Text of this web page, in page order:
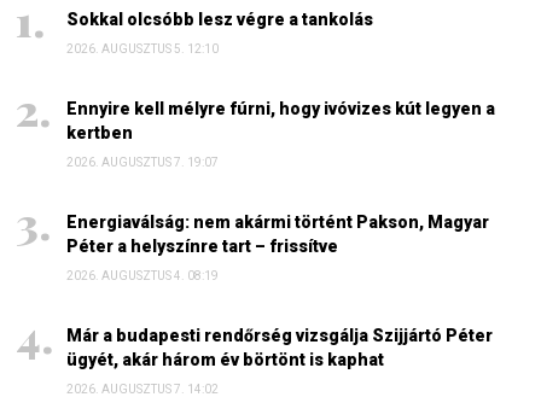
Sokkal olcsóbb lesz végre a tankolás
2026. AUGUSZTUS 5. 12:10
Ennyire kell mélyre fúrni, hogy ivóvizes kút legyen a
kertben
2026. AUGUSZTUS 7. 19:07
Energiaválság: nem akármi történt Pakson, Magyar
Péter a helyszínre tart – frissítve
2026. AUGUSZTUS 4. 08:19
Már a budapesti rendőrség vizsgálja Szijjártó Péter
ügyét, akár három év börtönt is kaphat
2026. AUGUSZTUS 7. 14:02